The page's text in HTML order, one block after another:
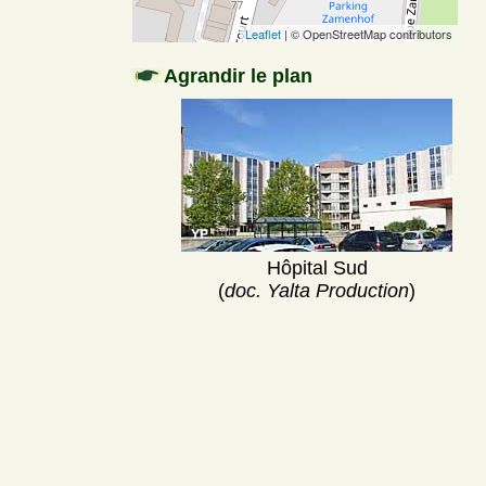
Leaflet | © OpenStreetMap contributors
Agrandir le plan
Hôpital Sud
(doc. Yalta Production)